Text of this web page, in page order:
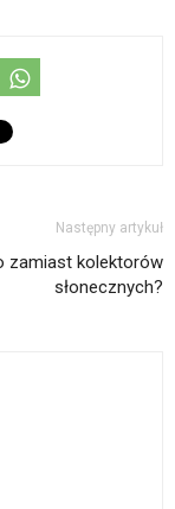
Następny artykuł
zamiast kolektorów
słonecznych?